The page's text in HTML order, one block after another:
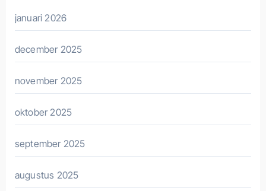
januari 2026
december 2025
november 2025
oktober 2025
september 2025
augustus 2025